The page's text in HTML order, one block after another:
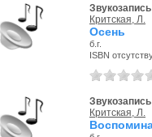
Критская, Л.
Осень
б.г.
ISBN
Критская, Л.